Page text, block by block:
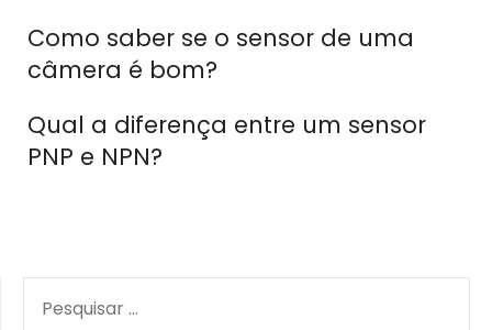
Como saber se o sensor de uma
câmera é bom?
Qual a diferença entre um sensor
PNP e NPN?
POR: